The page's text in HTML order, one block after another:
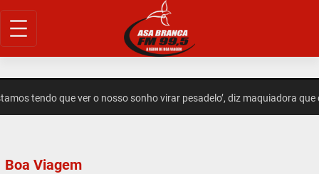
Pular
para
tendo que ver o nosso sonho virar pesadelo’, diz maquiadora que
Boa Viagem